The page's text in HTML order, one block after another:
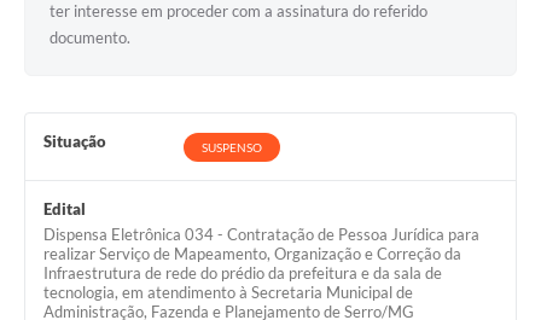
Links
Galeria de Fotos
Telefones Úteis
Diário Oficial
ter interesse em proceder com a assinatura do referido
documento.
Situação SUSPENSO
Edital
Dispensa Eletrônica 034 - Contratação de Pessoa Jurídica para
realizar Serviço de Mapeamento, Organização e Correção da
Infraestrutura de rede do prédio da prefeitura e da sala de
tecnologia, em atendimento à Secretaria Municipal de
Administração, Fazenda e Planejamento de Serro/MG